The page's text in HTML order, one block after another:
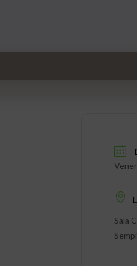
Sala